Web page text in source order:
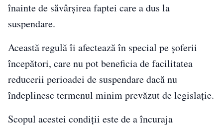
înainte de săvârșirea faptei care a dus la
suspendare.
Această regulă îi afectează în special pe șoferii
începători, care nu pot beneficia de facilitatea
reducerii perioadei de suspendare dacă nu
îndeplinesc termenul minim prevăzut de legislație.
Scopul acestei condiții este de a încuraja